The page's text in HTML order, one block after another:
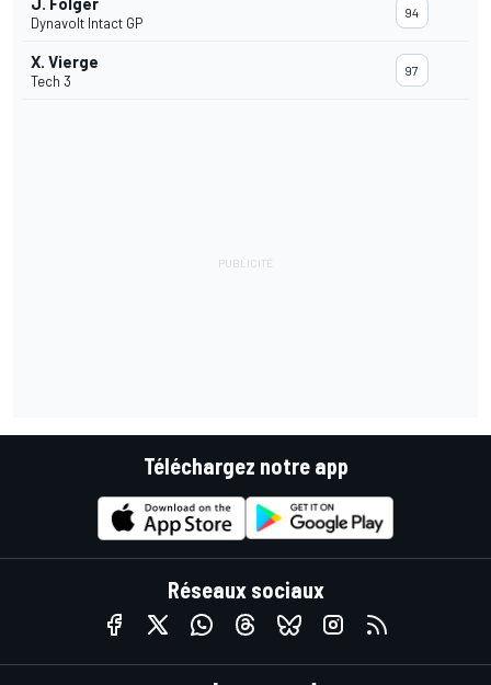
Dynavolt Intact GP
94
X. Vierge
Tech 3
97
Téléchargez notre app
Réseaux sociaux